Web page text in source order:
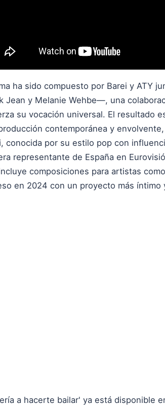
ha sido compuesto por Barei y ATY
Jean y Melanie Wehbe—, una
su vocación universal. El resultado
contemporánea y
conocida por su estilo pop con
representante de España en
composiciones para artistas
en 2024 con un proyecto más íntimo
a hacerte bailar' ya está disponible